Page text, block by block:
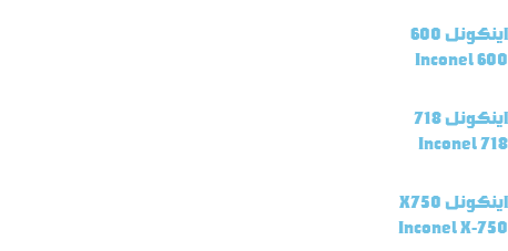
اینکونل 600
Inconel 600
اینکونل 718
Inconel 718
اینکونل X750
Inconel X-750